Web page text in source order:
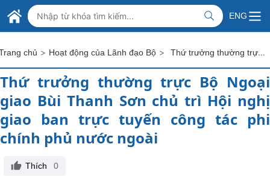
Skip to Main Content
BỘ NGOẠI GIAO VIỆT NAM
MINISTRY OF FOREIGN AFFAIRS
ENG
chủ > Hoạt động của Lãnh đạo Bộ > Thứ trưởng thường trực Bộ Ngoại giao Bùi Thanh Sơn chủ trì Hội nghị giao ban trực tuyến công tác phi chính phủ nước ngoài
Thứ trưởng thường trực Bộ Ngoại
giao Bùi Thanh Sơn chủ trì Hội nghị
giao ban trực tuyến công tác phi
chính phủ nước ngoài
Thích 0